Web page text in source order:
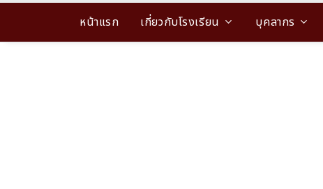
หน้าแรก เกี่ยวกับโรงเรียน บุคลากร